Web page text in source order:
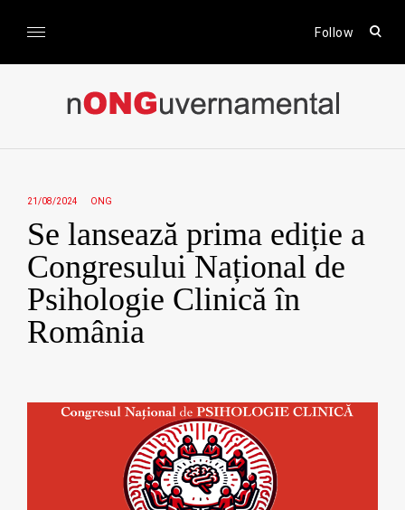
Follow
open
form
nONGuvernamental
21/08/2024 ONG
Se lansează prima ediție a
Congresului Național de
Psihologie Clinică în
România